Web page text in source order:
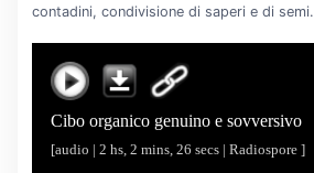
contadini, condivisione di saperi e di semi.